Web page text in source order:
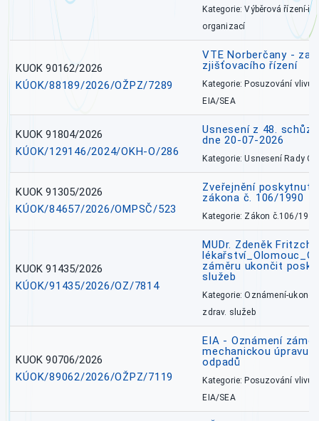
Kategorie: Výběrová řízení-
organizací
KUOK 90162/2026
KÚOK/88189/2026/OŽPZ/7289
VTE Norberčany -
zjišťovacího řízení
Kategorie: Posuzování vlivů
EIA/SEA
KUOK 91804/2026
KÚOK/129146/2024/OKH-O/286
Usnesení z 48.
dne 20-07-2026
Kategorie: Usnesení Rady
KUOK 91305/2026
KÚOK/84657/2026/OMPSČ/523
Zveřejnění poskytnutí
zákona č. 106/1990
Kategorie: Zákon č.106/1999
KUOK 91435/2026
KÚOK/91435/2026/OZ/7814
MUDr. Zdeněk
záměru ukončit
služeb
Kategorie: Oznámení-
zdrav. služeb
KUOK 90706/2026
KÚOK/89062/2026/OŽPZ/7119
EIA - Oznámení
mechanickou úpravu
odpadů
Kategorie: Posuzování vlivů
EIA/SEA